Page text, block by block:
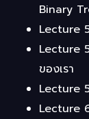
Binary
Lecture
Lecture
ของเรา
Lecture
Lecture